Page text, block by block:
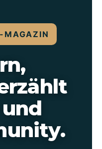
MAGAZIN